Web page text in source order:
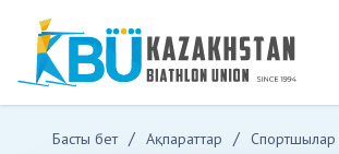
Басты бет Ақпараттар Спортшылар